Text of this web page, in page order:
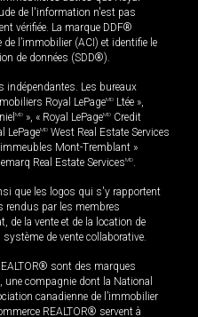
de l'information n'est pas
vérifiée. La marque DDF®
l’immobilier (ACI) et identifie le
de données (SDD®).
indépendantes. Les bureaux
Royal LePageMD Ltée »,
MD », « Royal LePageMD Credit
LePageMD West Real Estate Services
immeubles Mont-Tremblant »
Real Estate ServicesMD.
que les logos qui s'y rapportent
rendus par les membres
de la vente et de la location de
de vente collaborative.
sont des marques
une compagnie dont la National
canadienne de l’immobilier
REALTOR® servent à